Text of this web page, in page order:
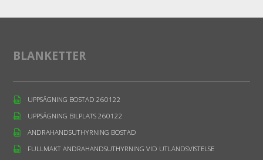
BLANKETTER
UPPSÄGNING BOSTAD 260122
UPPSÄGNING BILPLATS 260122
ANDRAHANDSUTHYRNING BOSTAD
FULLMAKT ANDRAHANDSUTHYRNING VID UTLANDSVISTELSE